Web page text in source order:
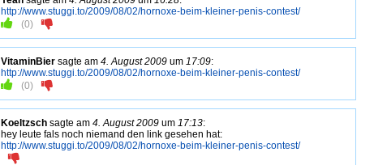
http://www.stuggi.to/2009/08/02/hornoxe-beim-kleiner-penis-contest/
(0)
VitaminBier sagte am 4. August 2009 um 17:09:
http://www.stuggi.to/2009/08/02/hornoxe-beim-kleiner-penis-contest/
(0)
Koeltzsch sagte am 4. August 2009 um 17:13:
hey leute fals noch niemand den link gesehen hat:
http://www.stuggi.to/2009/08/02/hornoxe-beim-kleiner-penis-contest/